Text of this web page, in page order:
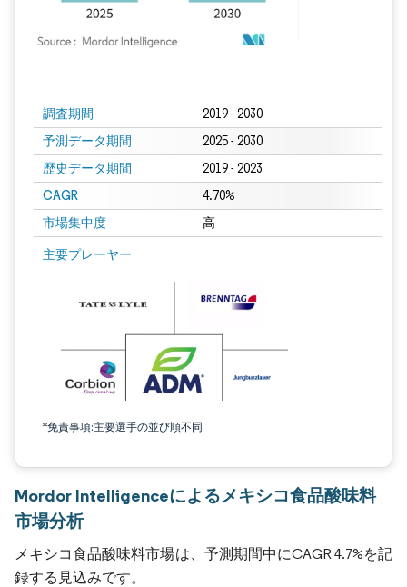
調査期間 2019 - 2030
予測データ期間 2025 - 2030
歴史データ期間 2019 - 2023
CAGR 4.70%
市場集中度 高
主要プレーヤー
*免責事項:主要選手の並び順不同
Mordor Intelligenceによるメキシコ食品酸味料
市場分析
メキシコ食品酸味料市場は、予測期間中にCAGR 4.7%を記
録する見込みです。